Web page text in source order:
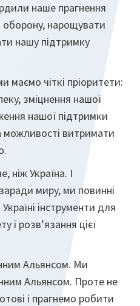
наше прагнення
оборону, нарощувати
нашу підтримку
маємо чіткі пріоритети:
зміцнення нашої
нашої підтримки
витримати
ніж Україна. І
миру, ми повинні
інструменти для
і розв’язання цієї
Альянсом. Ми
Альянсом. Проте не
і прагнемо робити